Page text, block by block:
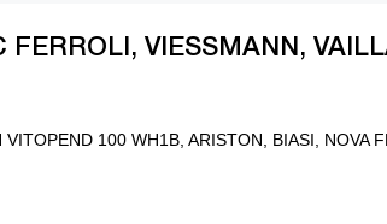
VIESSMANN,
100 WH1B, ARISTON, BIASI, NOVA